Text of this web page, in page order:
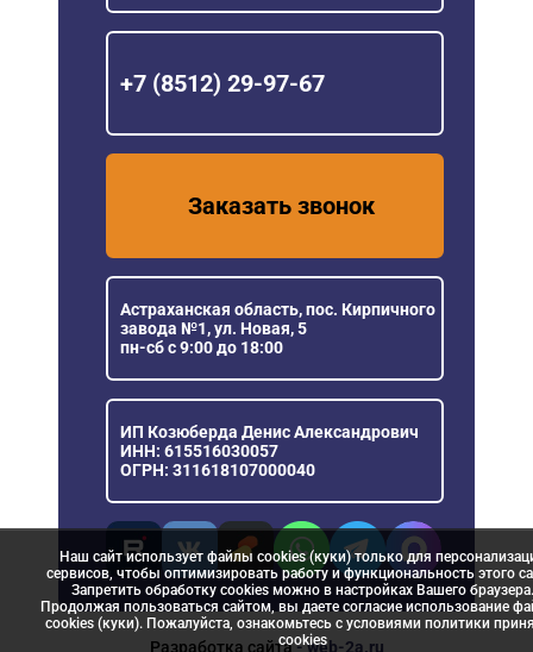
+7 (8512) 29-97-67
Заказать звонок
Астраханская область, пос. Кирпичного
завода №1, ул. Новая, 5
пн-сб с 9:00 до 18:00
ИП Козюберда Денис Александрович
ИНН: 615516030057
ОГРН: 311618107000040
Разработка сайта- web-2a.ru
Наш сайт использует файлы cookies (куки) только для
сервисов, чтобы оптимизировать работу и функциональность этого
Запретить обработку cookies можно в настройках Вашего браузера.
Продолжая пользоваться сайтом, вы даете согласие использование
cookies (куки). Пожалуйста, ознакомьтесь с условиями политики
сookies